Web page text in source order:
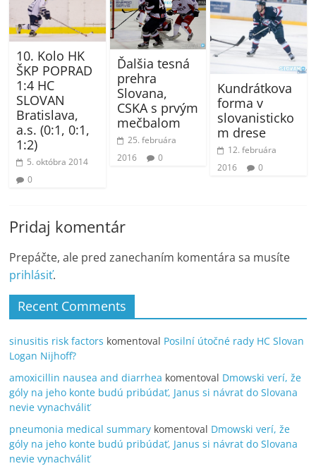
10. Kolo HK
ŠKP POPRAD
1:4 HC
SLOVAN
Bratislava,
a.s. (0:1, 0:1,
1:2)
5. októbra 2014
0
Ďalšia tesná
prehra
Slovana,
CSKA s prvým
mečbalom
25. februára
2016
0
Kundrátkova
forma v
slovanisticko
m drese
12. februára
2016
0
Pridaj komentár
Prepáčte, ale pred zanechaním komentára sa musíte
prihlásiť.
Recent Comments
sinusitis risk factors komentoval Posilní útočné rady HC Slovan
Logan Nijhoff?
amoxicillin nausea and diarrhea komentoval Dmowski verí, že
góly na jeho konte budú pribúdať, Janus si návrat do Slovana
nevie vynachváliť
pneumonia medical summary komentoval Dmowski verí, že
góly na jeho konte budú pribúdať, Janus si návrat do Slovana
nevie vynachváliť